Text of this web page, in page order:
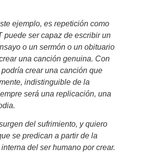
ejemplo, es repetición como
puede ser capaz de escribir un
o un sermón o un obituario
una canción genuina. Con
crear una canción que
indistinguible de la
será una replicación, una
del sufrimiento, y quiero
se predican a partir de la
del ser humano por crear.